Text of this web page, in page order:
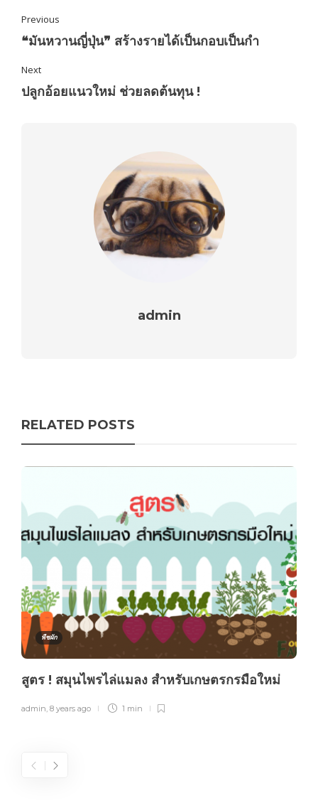
Previous
❝มันหวานญี่ปุ่น❞ สร้างรายได้เป็นกอบเป็นกำ
Next
ปลูกอ้อยแนวใหม่ ช่วยลดต้นทุน !
admin
RELATED POSTS
พืชผัก
สูตร ! สมุนไพรไล่แมลง สำหรับเกษตรกรมือใหม่
admin, 8 years ago 1 min